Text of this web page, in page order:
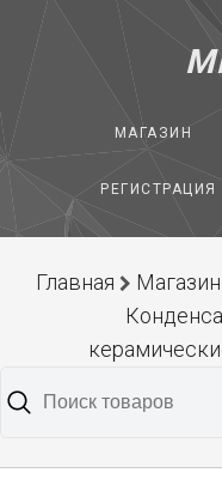
МАГАЗИН
РЕГИСТРАЦИЯ
Главная Магазин